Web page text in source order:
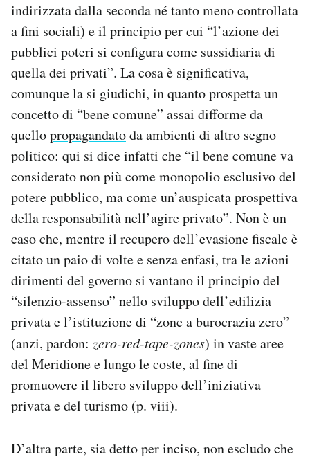
indirizzata dalla seconda né tanto meno controllata
a fini sociali) e il principio per cui “l’azione dei
pubblici poteri si configura come sussidiaria di
quella dei privati”. La cosa è significativa,
comunque la si giudichi, in quanto prospetta un
concetto di “bene comune” assai difforme da
quellopropagandatoda ambienti di altro segno
politico: qui si dice infatti che “il bene comune va
considerato non più come monopolio esclusivo del
potere pubblico, ma come un’auspicata prospettiva
della responsabilità nell’agire privato”. Non è un
caso che, mentre il recupero dell’evasione fiscale è
citato un paio di volte e senza enfasi, tra le azioni
dirimenti del governo si vantano il principio del
“silenzio-assenso” nello sviluppo dell’edilizia
privata e l’istituzione di “zone a burocrazia zero”
(anzi, pardon: zero-red-tape-zones) in vaste aree
del Meridione e lungo le coste, al fine di
promuovere il libero sviluppo dell’iniziativa
privata e del turismo (p. viii).
D’altra parte, sia detto per inciso, non escludo che